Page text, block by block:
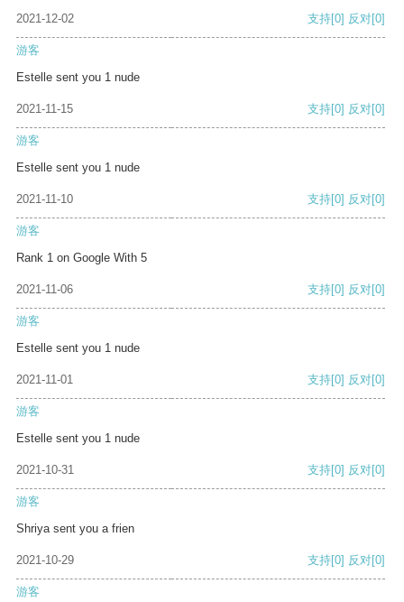
2021-12-02 支持[0] 反对[0]
游客
Estelle sent you 1 nude
2021-11-15 支持[0] 反对[0]
游客
Estelle sent you 1 nude
2021-11-10 支持[0] 反对[0]
游客
Rank 1 on Google With 5
2021-11-06 支持[0] 反对[0]
游客
Estelle sent you 1 nude
2021-11-01 支持[0] 反对[0]
游客
Estelle sent you 1 nude
2021-10-31 支持[0] 反对[0]
游客
Shriya sent you a frien
2021-10-29 支持[0] 反对[0]
游客